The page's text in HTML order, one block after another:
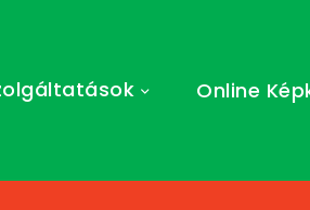
Online